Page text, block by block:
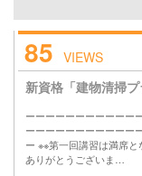
85 VIEWS
新資格「建物清掃
ーーーーーーーーーーー
ーーーーーーーーーーー
ー ※※第一回講習は満席
ありがとうございま…